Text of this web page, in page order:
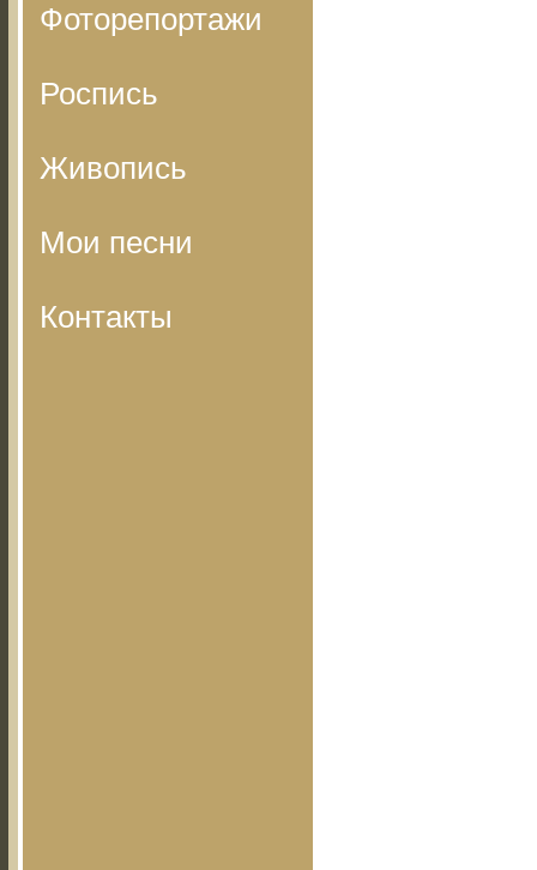
Фоторепортажи
Роспись
Живопись
Мои песни
Контакты